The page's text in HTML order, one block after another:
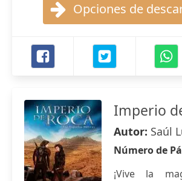
Opciones de
Imperio
Autor: Saúl
Número de
¡Vive la